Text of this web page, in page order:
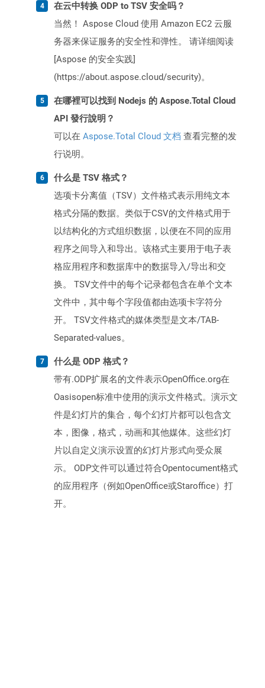
在云中转换 ODP to TSV 安全吗？
当然！ Aspose Cloud 使用 Amazon EC2 云服
务器来保证服务的安全性和弹性。 请详细阅读
[Aspose 的安全实践]
(https://about.aspose.cloud/security)。
在哪裡可以找到 Nodejs 的 Aspose.Total Cloud
API 發行說明？
可以在 Aspose.Total Cloud 文档 查看完整的发
行说明。
什么是 TSV 格式？
选项卡分离值（TSV）文件格式表示用纯文本
格式分隔的数据。类似于CSV的文件格式用于
以结构化的方式组织数据，以便在不同的应用
程序之间导入和导出。该格式主要用于电子表
格应用程序和数据库中的数据导入/导出和交
换。 TSV文件中的每个记录都包含在单个文本
文件中，其中每个字段值都由选项卡字符分
开。 TSV文件格式的媒体类型是文本/TAB-
Separated-values。
什么是 ODP 格式？
带有.ODP扩展名的文件表示OpenOffice.org在
Oasisopen标准中使用的演示文件格式。演示文
件是幻灯片的集合，每个幻灯片都可以包含文
本，图像，格式，动画和其他媒体。这些幻灯
片以自定义演示设置的幻灯片形式向受众展
示。 ODP文件可以通过符合Opentocument格式
的应用程序（例如OpenOffice或Staroffice）打
开。